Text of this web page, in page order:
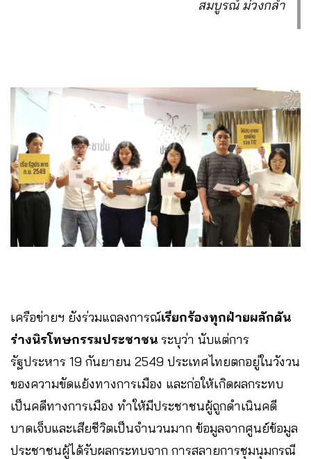
สมบูรณ์ ม่วงกล่ำ
เครือข่ายฯ ยังร่วมแถลงการณ์เรียกร้องทุกฝ่ายผลักดัน
ร่างนิรโทษกรรมประชาชน ระบุว่า นับแต่การ
รัฐประหาร 19 กันยายน 2549 ประเทศไทยตกอยู่ในวังวน
ของความขัดแย้งทางการเมือง และก่อให้เกิดผลกระทบ
เป็นคดีทางการเมือง ทำให้มีประชาชนผู้ถูกดำเนินคดี
บาดเจ็บและเสียชีวิตเป็นจำนวนมาก ข้อมูลจากศูนย์ข้อมูล
ประชาชนผู้ได้รับผลกระทบจาก การสลายการชุมนุมกรณี